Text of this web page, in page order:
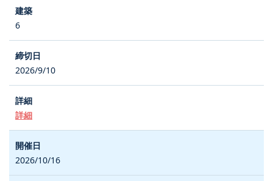
6
2026/9/10
詳細
2026/10/16